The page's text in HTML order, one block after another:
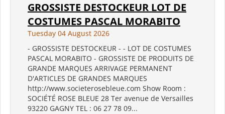
GROSSISTE DESTOCKEUR LOT DE
COSTUMES PASCAL MORABITO
Tuesday 04 August 2026
- GROSSISTE DESTOCKEUR - - LOT DE COSTUMES
PASCAL MORABITO - GROSSISTE DE PRODUITS DE
GRANDE MARQUES ARRIVAGE PERMANENT
D'ARTICLES DE GRANDES MARQUES
http://www.societerosebleue.com Show Room :
SOCIÉTÉ ROSE BLEUE 28 Ter avenue de Versailles
93220 GAGNY TEL : 06 27 78 09...